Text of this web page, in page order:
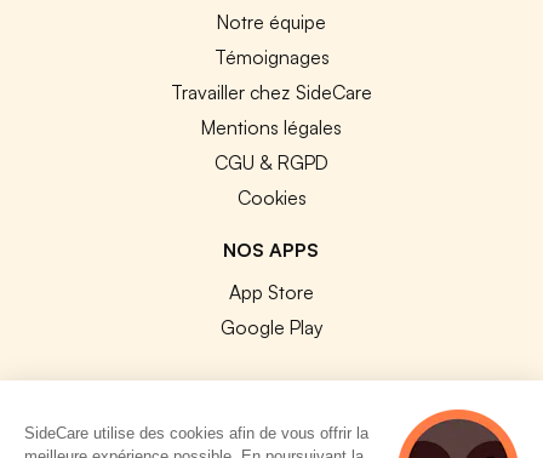
Notre équipe
Témoignages
Travailler chez SideCare
Mentions légales
CGU & RGPD
Cookies
NOS APPS
App Store
Google Play
SideCare utilise des cookies afin de vous offrir la